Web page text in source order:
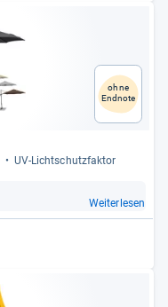
ohne
Endnote
UV-​Licht­schutz­fak­tor
Weiterlesen